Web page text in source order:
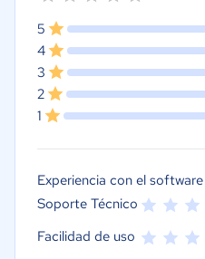
5
4
3
2
1
Experiencia con el software
Soporte Técnico
Facilidad de uso